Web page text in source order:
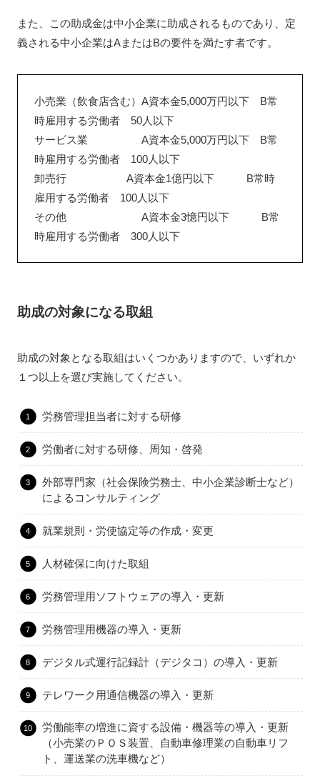
また、この助成金は中小企業に助成されるものであり、定
義される中小企業はAまたはBの要件を満たす者です。
小売業（飲食店含む）A資本金5,000万円以下 B常
時雇用する労働者 50人以下
サービス業 A資本金5,000万円以下 B常
時雇用する労働者 100人以下
卸売行 A資本金1億円以下 B常時
雇用する労働者 100人以下
その他 A資本金3憶円以下 B常
時雇用する労働者 300人以下
助成の対象になる取組
助成の対象となる取組はいくつかありますので、いずれか
１つ以上を選び実施してください。
労務管理担当者に対する研修
労働者に対する研修、周知・啓発
外部専門家（社会保険労務士、中小企業診断士など）
によるコンサルティング
就業規則・労使協定等の作成・変更
人材確保に向けた取組
労務管理用ソフトウェアの導入・更新
労務管理用機器の導入・更新
デジタル式運行記録計（デジタコ）の導入・更新
テレワーク用通信機器の導入・更新
労働能率の増進に資する設備・機器等の導入・更新
（小売業のＰＯＳ装置、自動車修理業の自動車リフ
ト、運送業の洗車機など）